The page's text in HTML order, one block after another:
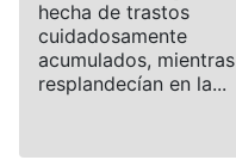
hecha de trastos
cuidadosamente
acumulados, mientras
resplandecían en la...